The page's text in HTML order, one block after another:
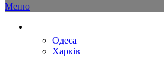
Меню
Одеса
Харків